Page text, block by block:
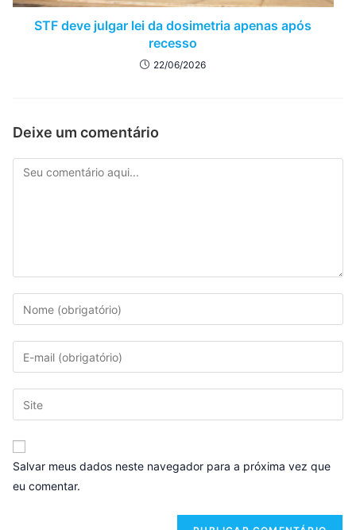
STF deve julgar lei da dosimetria apenas após
recesso
22/06/2026
Deixe um comentário
Salvar meus dados neste navegador para a próxima vez que
eu comentar.